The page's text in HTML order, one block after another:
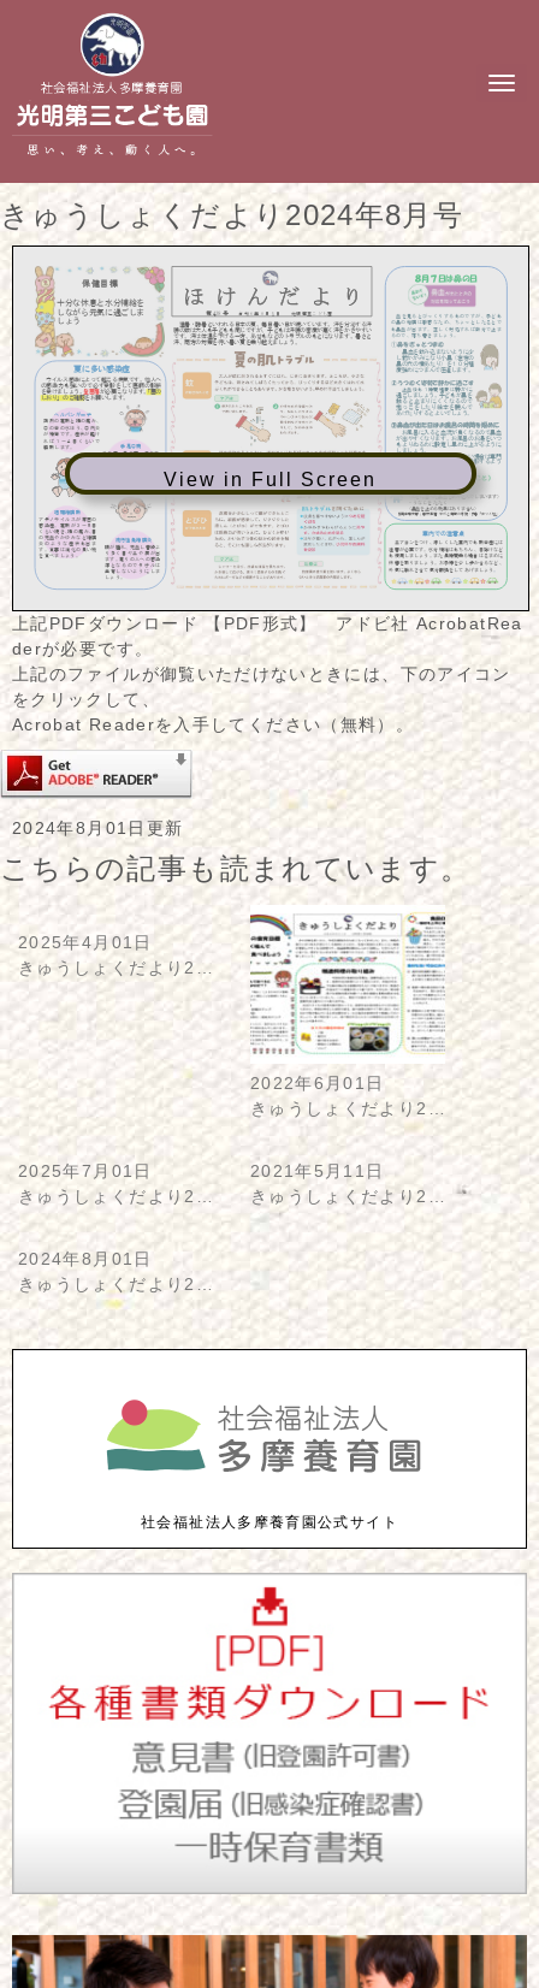
N
t
きゅうしょくだより2024年8月号
View in Full Screen
上記PDFダウンロード 【PDF形式】 アドビ社 AcrobatRea
derが必要です。
上記のファイルが御覧いただけないときには、下のアイコン
をクリックして、
Acrobat Readerを入手してください（無料）。
2024年8月01日更新
こちらの記事も読まれています。
2025年4月01日
きゅうしょくだより2…
2022年6月01日
きゅうしょくだより2…
2025年7月01日
きゅうしょくだより2…
2021年5月11日
きゅうしょくだより2…
2024年8月01日
きゅうしょくだより2…
社会福祉法人多摩養育園公式サイト